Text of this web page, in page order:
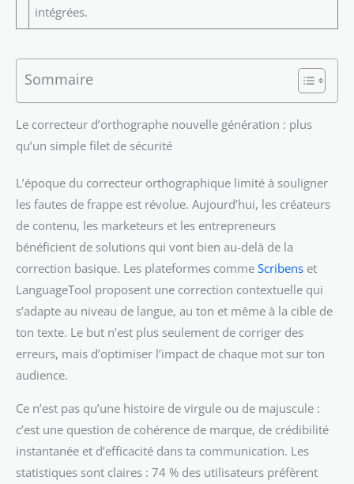
intégrées.
Sommaire
Le correcteur d’orthographe nouvelle génération : plus
qu’un simple filet de sécurité
L’époque du correcteur orthographique limité à souligner
les fautes de frappe est révolue. Aujourd’hui, les créateurs
de contenu, les marketeurs et les entrepreneurs
bénéficient de solutions qui vont bien au-delà de la
correction basique. Les plateformes comme Scribens et
LanguageTool proposent une correction contextuelle qui
s’adapte au niveau de langue, au ton et même à la cible de
ton texte. Le but n’est plus seulement de corriger des
erreurs, mais d’optimiser l’impact de chaque mot sur ton
audience.
Ce n’est pas qu’une histoire de virgule ou de majuscule :
c’est une question de cohérence de marque, de crédibilité
instantanée et d’efficacité dans ta communication. Les
statistiques sont claires : 74 % des utilisateurs préfèrent